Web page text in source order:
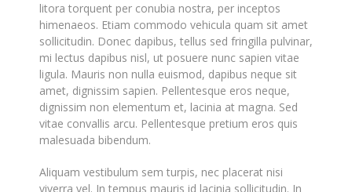
litora torquent per conubia nostra, per inceptos
himenaeos. Etiam commodo vehicula quam sit amet
sollicitudin. Donec dapibus, tellus sed fringilla pulvinar,
mi lectus dapibus nisl, ut posuere nunc sapien vitae
ligula. Mauris non nulla euismod, dapibus neque sit
amet, dignissim sapien. Pellentesque eros neque,
dignissim non elementum et, lacinia at magna. Sed
vitae convallis arcu. Pellentesque pretium eros quis
malesuada bibendum.
Aliquam vestibulum sem turpis, nec placerat nisi
viverra vel. In tempus mauris id lacinia sollicitudin. In